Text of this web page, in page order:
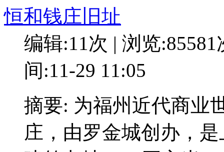
恒和钱庄旧址
编辑:11次 | 浏览:85581
间:11-29 11:05
摘要: 为福州近代商
庄，由罗金城创办，